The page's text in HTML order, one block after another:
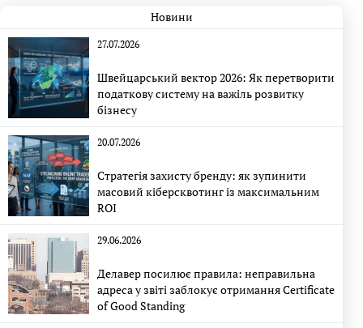
Новини
27.07.2026
Швейцарський вектор 2026: Як перетворити
податкову систему на важіль розвитку
бізнесу
20.07.2026
Стратегія захисту бренду: як зупинити
масовий кіберсквотинг із максимальним
ROI
29.06.2026
Делавер посилює правила: неправильна
адреса у звіті заблокує отримання Certificate
of Good Standing